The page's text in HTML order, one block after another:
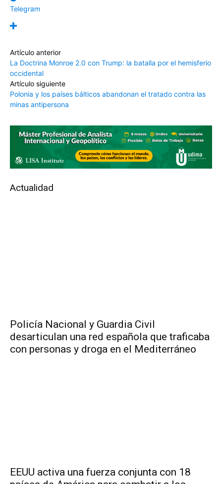
Telegram
Artículo anterior
La Doctrina Monroe 2.0 con Trump: la batalla por el hemisferio
occidental
Artículo siguiente
Polonia y los países bálticos abandonan el tratado contra las
minas antipersona
Actualidad
Policía Nacional y Guardia Civil
desarticulan una red española que traficaba
con personas y droga en el Mediterráneo
EEUU activa una fuerza conjunta con 18